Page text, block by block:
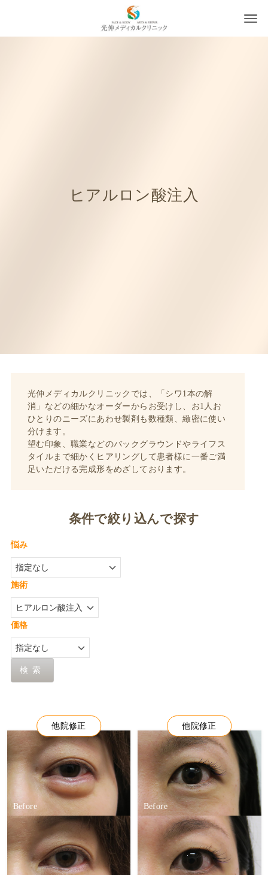
ヒアルロン酸注入
光伸メディカルクリニックでは、「シワ1本の解
消」などの細かなオーダーからお受けし、お1人お
ひとりのニーズにあわせ製剤も数種類、緻密に使い
分けます。
望む印象、職業などのバックグラウンドやライフス
タイルまで細かくヒアリングして患者様に一番ご満
足いただける完成形をめざしております。
条件で絞り込んで探す
悩み
施術
価格
検索
他院修正 他院修正